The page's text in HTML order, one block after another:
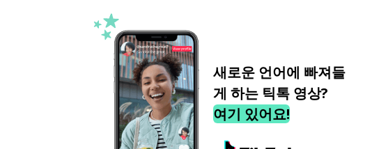
새로운 언어에 빠져들
게 하는 틱톡 영상?
여기 있어요!